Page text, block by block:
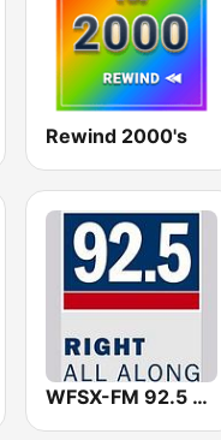
Rewind 2000's
WFSX-FM 92.5 Right All Along (US Only)